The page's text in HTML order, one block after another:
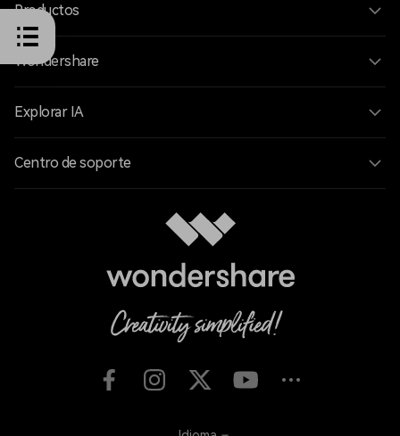
Productos
Wondershare
Explorar IA
Centro de soporte